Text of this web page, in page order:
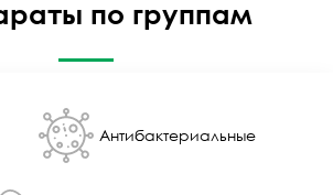
по группам
Антибактериальные